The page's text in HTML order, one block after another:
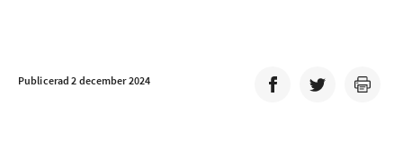
Publicerad 2 december 2024